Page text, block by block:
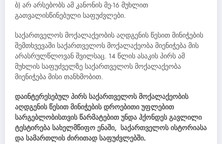
ბ) არ არსებობს ამ კანონის მე-16 მუხლით
გათვალისწინებული საფუძვლები.
საქართველოს მოქალაქეობის აღდგენის წესით მინიჭების
შემთხვევაში საქართველოს მოქალაქეობა მიენიჭება მის
არასრულწლოვან შვილსაც. 14 წლის ასაკის პირს ამ
მუხლის საფუძველზე საქართველოს მოქალაქეობა
მიენიჭება მისი თანხმობით.
დაინტერესებულ პირს საქართველოს მოქალაქეობის
აღდგენის წესით მინიჭების დროებითი უფლებით
სარგებლობისთვის წარმატებით უნდა ჰქონდეს გავლილი
ტესტირება სახელმწიფო ენაში, საქართველოს ისტორიასა
და სამართლის ძირითად საფუძვლებში.